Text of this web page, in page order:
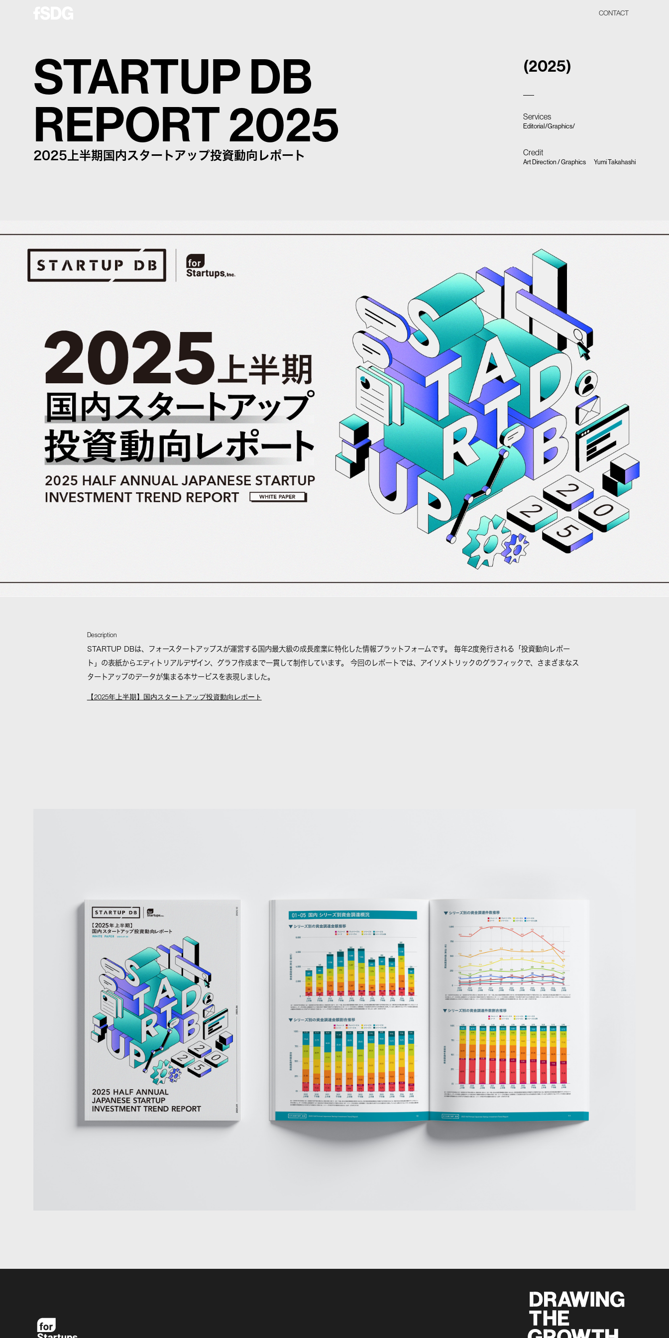
CONTACT
STARTUP DB
REPORT 2025
2025上半期国内スタートアップ投資動向レポート
(2025)
Services
Editorial/Graphics/
Credit
Art Direction / Graphics Yumi Takahashi
Description
STARTUP DBは、フォースタートアップスが運営する国内最大級の成長産業に特化した情報プラットフォームです。 毎年2度発行される「投資動向レポー
ト」の表紙からエディトリアルデザイン、グラフ作成まで一貫して制作しています。 今回のレポートでは、アイソメトリックのグラフィックで、さまざまなス
タートアップのデータが集まる本サービスを表現しました。
【2025年上半期】国内スタートアップ投資動向レポート